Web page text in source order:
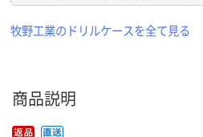
牧野工業のドリルケースを全て見る
商品説明